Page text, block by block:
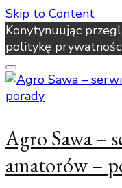
Skip to Content
Konytynuując
politykę
Agro Sawa –
amatorów –